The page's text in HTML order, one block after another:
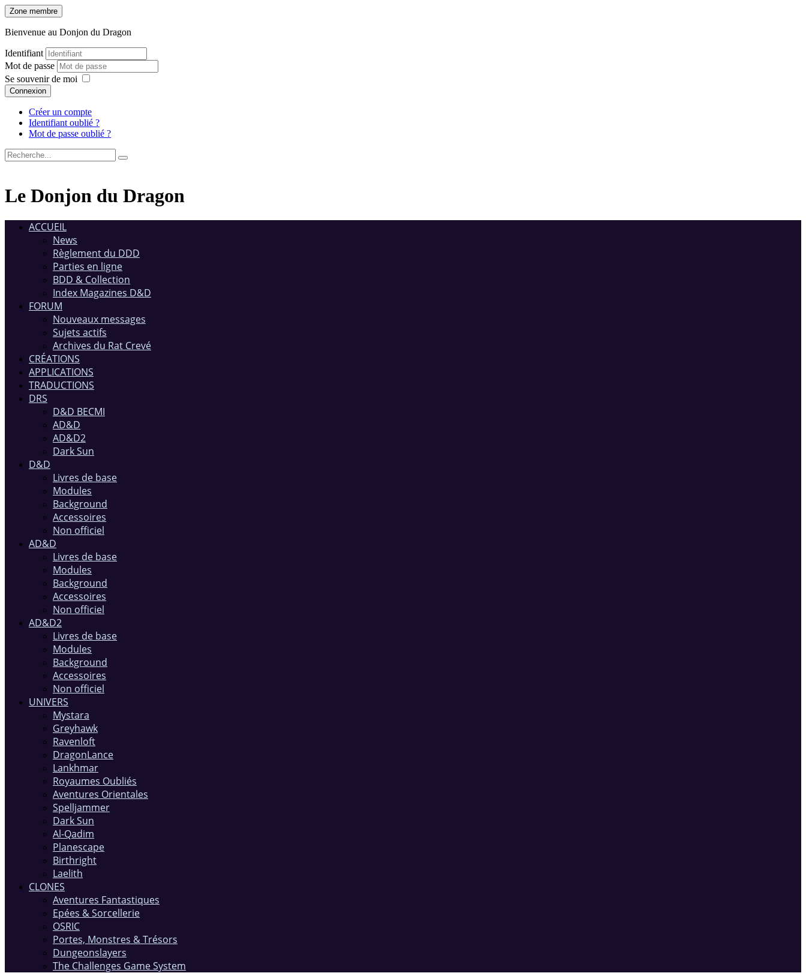
Zone membre
Bienvenue au Donjon du Dragon
Identifiant
Mot de passe
Se souvenir de moi
Connexion
Créer un compte
Identifiant oublié ?
Mot de passe oublié ?
Le Donjon du Dragon
ACCUEIL
News
Règlement du DDD
Parties en ligne
BDD & Collection
Index Magazines D&D
FORUM
Nouveaux messages
Sujets actifs
Archives du Rat Crevé
CRÉATIONS
APPLICATIONS
TRADUCTIONS
DRS
D&D BECMI
AD&D
AD&D2
Dark Sun
D&D
Livres de base
Modules
Background
Accessoires
Non officiel
AD&D
Livres de base
Modules
Background
Accessoires
Non officiel
AD&D2
Livres de base
Modules
Background
Accessoires
Non officiel
UNIVERS
Mystara
Greyhawk
Ravenloft
DragonLance
Lankhmar
Royaumes Oubliés
Aventures Orientales
Spelljammer
Dark Sun
Al-Qadim
Planescape
Birthright
Laelith
CLONES
Aventures Fantastiques
Epées & Sorcellerie
OSRIC
Portes, Monstres & Trésors
Dungeonslayers
The Challenges Game System